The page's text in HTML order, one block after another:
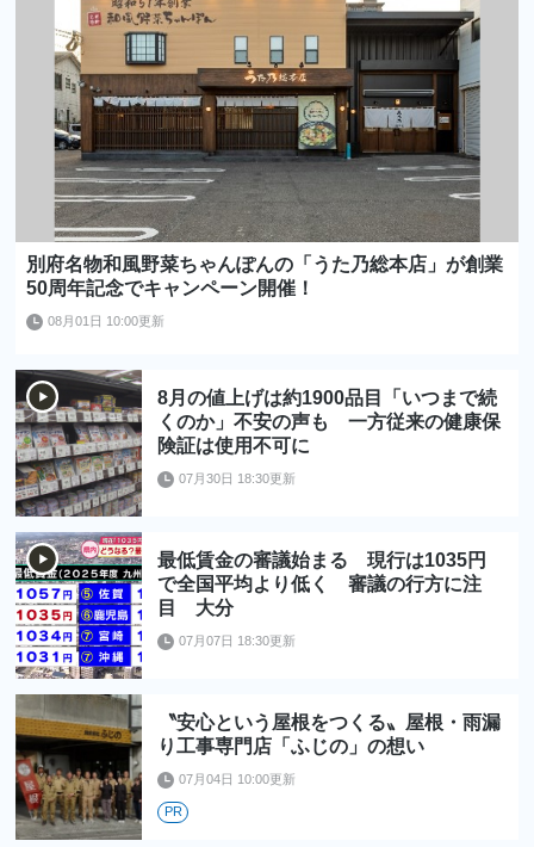
別府名物和風野菜ちゃんぽんの「うた乃総本店」が創業
50周年記念でキャンペーン開催！
08月01日 10:00更新
8月の値上げは約1900品目「いつまで続
くのか」不安の声も 一方従来の健康保
険証は使用不可に
07月30日 18:30更新
最低賃金の審議始まる 現行は1035円
で全国平均より低く 審議の行方に注
目 大分
07月07日 18:30更新
〝安心という屋根をつくる〟屋根・雨漏
り工事専門店「ふじの」の想い
07月04日 10:00更新
PR